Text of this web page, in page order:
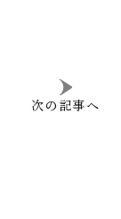
次の記事へ